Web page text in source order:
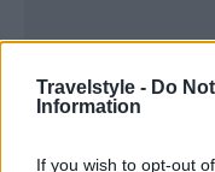
Travelstyle - Do
Information
If you wish to opt-out